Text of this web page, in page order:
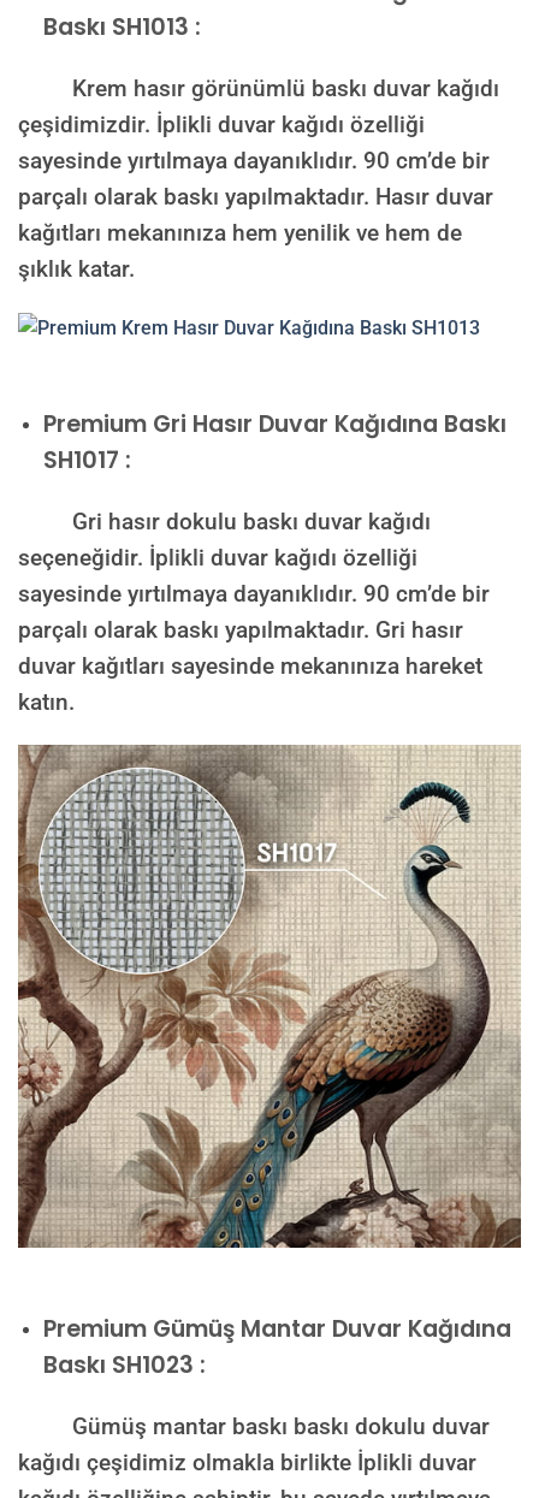
Baskı SH1013 :
Krem hasır görünümlü baskı duvar kağıdı
çeşidimizdir. İplikli duvar kağıdı özelliği
sayesinde yırtılmaya dayanıklıdır. 90 cm’de bir
parçalı olarak baskı yapılmaktadır. Hasır duvar
kağıtları mekanınıza hem yenilik ve hem de
şıklık katar.
Premium Gri Hasır Duvar Kağıdına Baskı
SH1017 :
Gri hasır dokulu baskı duvar kağıdı
seçeneğidir. İplikli duvar kağıdı özelliği
sayesinde yırtılmaya dayanıklıdır. 90 cm’de bir
parçalı olarak baskı yapılmaktadır. Gri hasır
duvar kağıtları sayesinde mekanınıza hareket
katın.
Premium Gümüş Mantar Duvar Kağıdına
Baskı SH1023 :
Gümüş mantar baskı baskı dokulu duvar
kağıdı çeşidimiz olmakla birlikte İplikli duvar